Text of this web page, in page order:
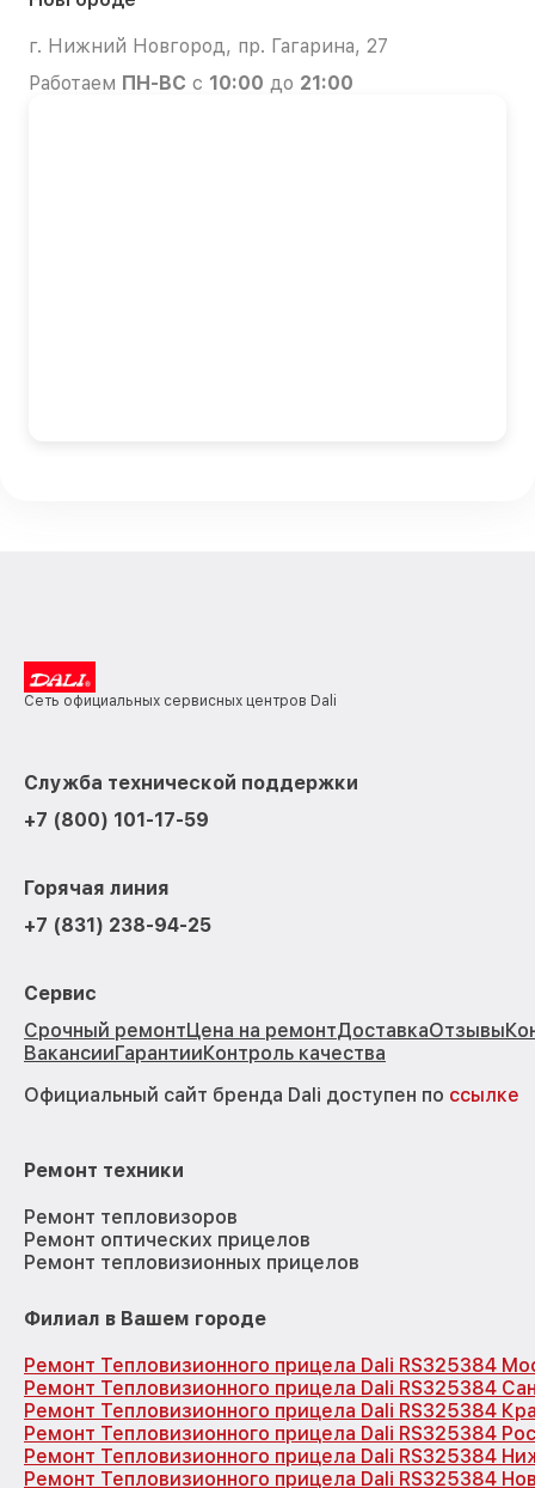
г. Нижний Новгород, пр. Гагарина, 27
Работаем ПН-ВС с 10:00 до 21:00
Сеть официальных сервисных центров Dali
Служба технической поддержки
+7 (800) 101-17-59
Горячая линия
+7 (831) 238-94-25
Сервис
Срочный ремонтЦена на ремонтДоставкаОтзывы
ВакансииГарантииКонтроль качества
Официальный сайт бренда Dali доступен по ссылке
Ремонт техники
Ремонт тепловизоров
Ремонт оптических прицелов
Ремонт тепловизионных прицелов
Филиал в Вашем городе
Ремонт Тепловизионного прицела Dali RS325384
Ремонт Тепловизионного прицела Dali RS325384
Ремонт Тепловизионного прицела Dali RS325384
Ремонт Тепловизионного прицела Dali RS325384
Ремонт Тепловизионного прицела Dali RS325384
Ремонт Тепловизионного прицела Dali RS325384